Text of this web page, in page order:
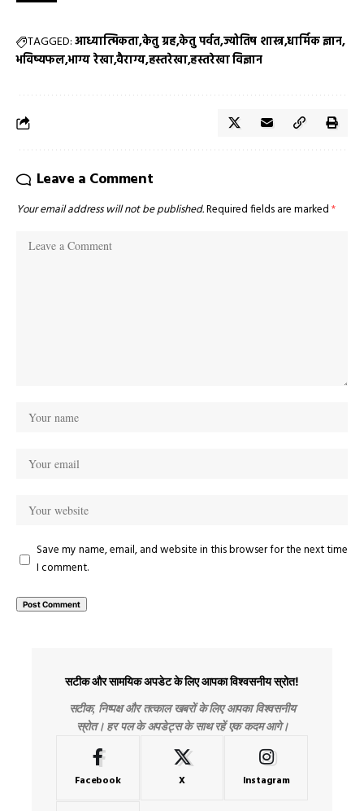
TAGGED:आध्यात्मिकताकेतु ग्रहकेतु पर्वतज्योतिष शास्त्रधार्मिक ज्ञान
भविष्यफलभाग्य रेखावैराग्यहस्तरेखाहस्तरेखा विज्ञान
Leave a Comment
Your email address will not be published.Required fields are marked*
Save my name, email, and website in this browser for the next time
I comment.
सटीक और सामयिक अपडेट के लिए आपका विश्वसनीय स्रोत!
सटीक, निष्पक्ष और तत्काल खबरों के लिए आपका विश्वसनीय
स्रोत। हर पल के अपडेट्स के साथ रहें एक कदम आगे।
Facebook X Instagram